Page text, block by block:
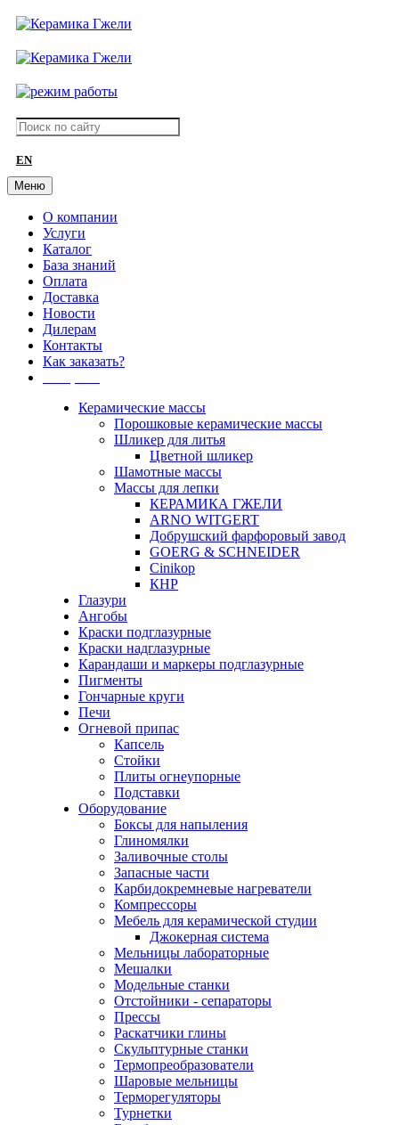
EN
Меню
О компании
Услуги
Каталог
База знаний
Оплата
Доставка
Новости
Дилерам
Контакты
Как заказать?
Керамические массы
Порошковые керамические массы
Шликер для литья
Цветной шликер
Шамотные массы
Массы для лепки
КЕРАМИКА ГЖЕЛИ
ARNO WITGERT
Добрушский фарфоровый завод
GOERG & SCHNEIDER
Cinikop
КНР
Глазури
Ангобы
Краски подглазурные
Краски надглазурные
Карандаши и маркеры подглазурные
Пигменты
Гончарные круги
Печи
Огневой припас
Капсель
Стойки
Плиты огнеупорные
Подставки
Оборудование
Боксы для напыления
Глиномялки
Заливочные столы
Запасные части
Карбидокремневые нагреватели
Компрессоры
Мебель для керамической студии
Джокерная система
Мельницы лабораторные
Мешалки
Модельные станки
Отстойники - сепараторы
Прессы
Раскатчики глины
Скульптурные станки
Термопреобразователи
Шаровые мельницы
Терморегуляторы
Турнетки